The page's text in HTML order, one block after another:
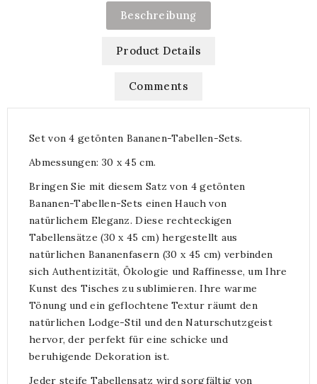
Beschreibung
Product Details
Comments
Set von 4 getönten Bananen-Tabellen-Sets.
Abmessungen: 30 x 45 cm.
Bringen Sie mit diesem Satz von 4 getönten
Bananen-Tabellen-Sets einen Hauch von
natürlichem Eleganz. Diese rechteckigen
Tabellensätze (30 x 45 cm) hergestellt aus
natürlichen Bananenfasern (30 x 45 cm) verbinden
sich Authentizität, Ökologie und Raffinesse, um Ihre
Kunst des Tisches zu sublimieren. Ihre warme
Tönung und ein geflochtene Textur räumt den
natürlichen Lodge-Stil und den Naturschutzgeist
hervor, der perfekt für eine schicke und
beruhigende Dekoration ist.
Jeder steife Tabellensatz wird sorgfältig von